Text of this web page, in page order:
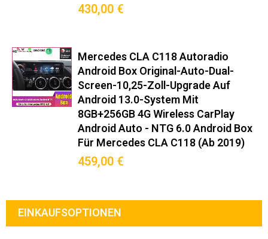
430,00 €
Mercedes CLA C118 Autoradio
Android Box Original-Auto-Dual-
Screen-10,25-Zoll-Upgrade Auf
Android 13.0-System Mit
8GB+256GB 4G Wireless CarPlay
Android Auto - NTG 6.0 Android Box
Für Mercedes CLA C118 (Ab 2019)
459,00 €
EINKAUFSOPTIONEN